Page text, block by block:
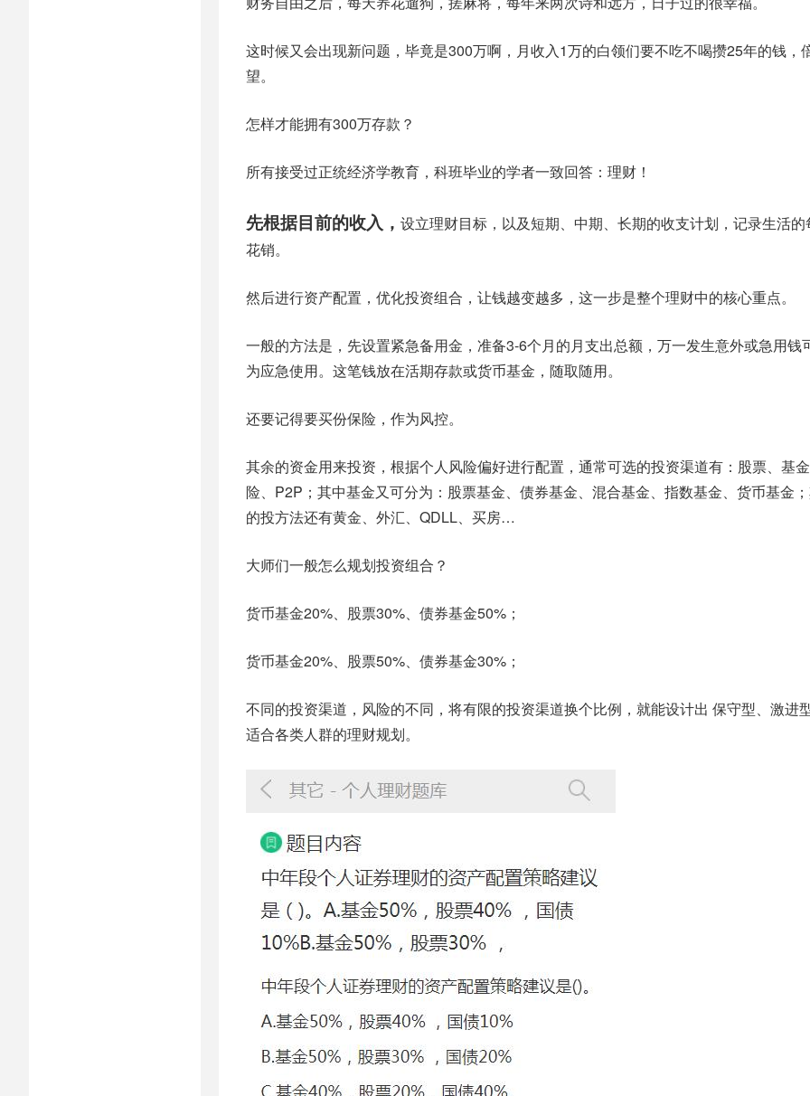
这时候又会出现新问题，毕竟是300万啊，月收入1万的白领们要不吃不喝攒25年的钱，
望。
怎样才能拥有300万存款？
所有接受过正统经济学教育，科班毕业的学者一致回答：理财！
先根据目前的收入， 设立理财目标，以及短期、中期、长期的收支计划，记录生活的
花销。
然后进行资产配置，优化投资组合，让钱越变越多，这一步是整个理财中的核心重点。
一般的方法是，先设置紧急备用金，准备3-6个月的月支出总额，万一发生意外或急用钱
为应急使用。这笔钱放在活期存款或货币基金，随取随用。
还要记得要买份保险，作为风控。
其余的资金用来投资，根据个人风险偏好进行配置，通常可选的投资渠道有：股票、基
险、P2P；其中基金又可分为：股票基金、债券基金、混合基金、指数基金、货币基金
的投方法还有黄金、外汇、QDLL、买房…
大师们一般怎么规划投资组合？
货币基金20%、股票30%、债券基金50%；
货币基金20%、股票50%、债券基金30%；
不同的投资渠道，风险的不同，将有限的投资渠道换个比例，就能设计出 保守型、激进
适合各类人群的理财规划。